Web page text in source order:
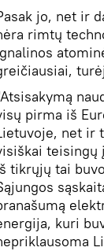
jo, net ir
rimtų
pirma iš
net ir
teisingų
tikrųjų tai
kuri